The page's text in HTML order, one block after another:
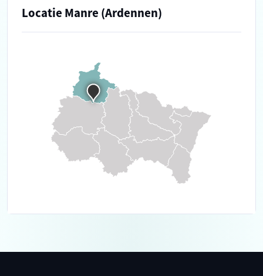
Locatie Manre (Ardennen)